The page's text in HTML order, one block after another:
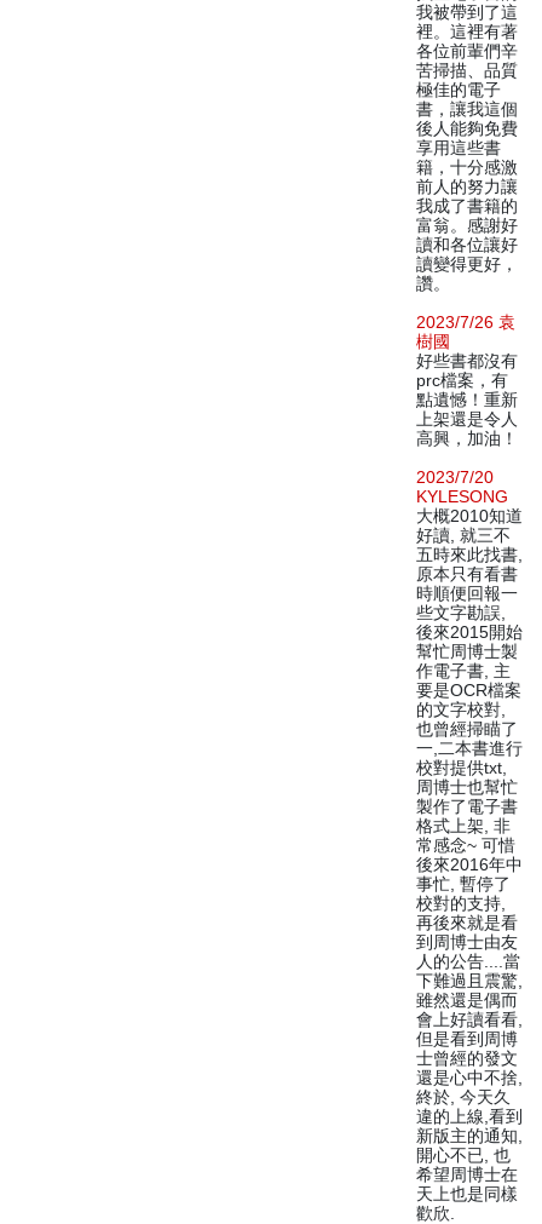
我被帶到了這
裡。這裡有著
各位前輩們辛
苦掃描、品質
極佳的電子
書，讓我這個
後人能夠免費
享用這些書
籍，十分感激
前人的努力讓
我成了書籍的
富翁。感謝好
讀和各位讓好
讀變得更好，
讚。
2023/7/26 袁
樹國
好些書都沒有
prc檔案，有
點遺憾！重新
上架還是令人
高興，加油！
2023/7/20
KYLESONG
大概2010知道
好讀, 就三不
五時來此找書,
原本只有看書
時順便回報一
些文字勘誤,
後來2015開始
幫忙周博士製
作電子書, 主
要是OCR檔案
的文字校對,
也曾經掃瞄了
一,二本書進行
校對提供txt,
周博士也幫忙
製作了電子書
格式上架, 非
常感念~ 可惜
後來2016年中
事忙, 暫停了
校對的支持,
再後來就是看
到周博士由友
人的公告....當
下難過且震驚,
雖然還是偶而
會上好讀看看,
但是看到周博
士曾經的發文
還是心中不捨,
終於, 今天久
違的上線,看到
新版主的通知,
開心不已, 也
希望周博士在
天上也是同樣
歡欣.